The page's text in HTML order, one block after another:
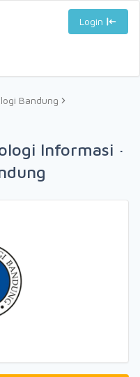
Login
Bandung
Informasi ·